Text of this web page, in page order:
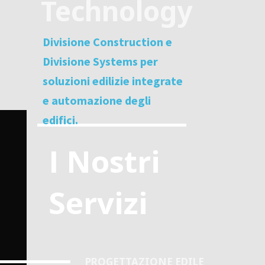
Divisione Construction e
Divisione Systems per
soluzioni edilizie integrate
e automazione degli
edifici.
I Nostri
Servizi